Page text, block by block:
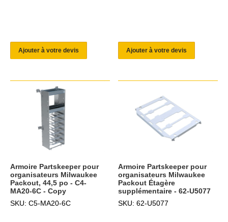
Ajouter à votre devis Ajouter à votre devis
Armoire Partskeeper pour
organisateurs Milwaukee
Packout, 44,5 po - C4-
MA20-6C - Copy
SKU: C5-MA20-6C
Armoire Partskeeper pour
organisateurs Milwaukee
Packout Étagère
supplémentaire - 62-U5077
SKU: 62-U5077